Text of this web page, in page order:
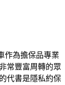
作為擔保品專業
常豐富周轉的眾
代書是隱私約保